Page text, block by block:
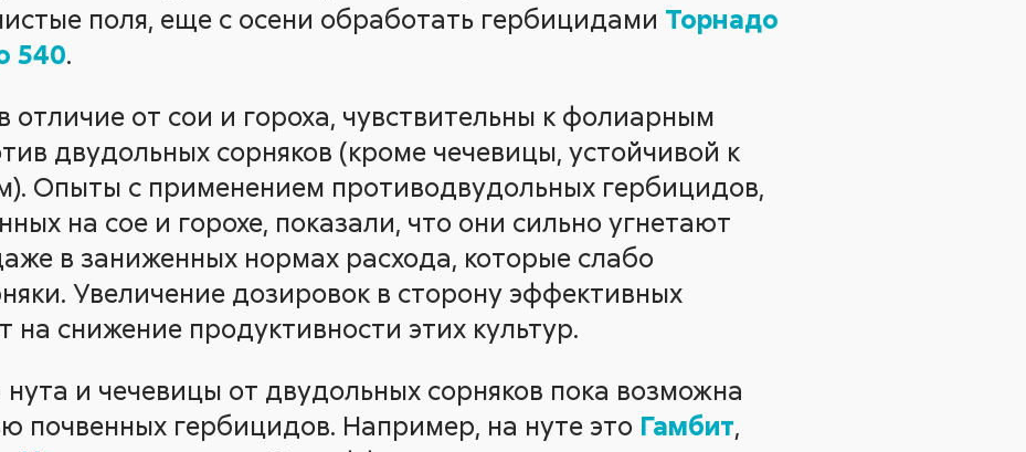
поля, еще с осени обработать гербицидами Торнадо
540.
отличие от сои и гороха, чувствительны к фолиарным
двудольных сорняков (кроме чечевицы, устойчивой к
Опыты с применением противодвудольных гербицидов,
на сое и горохе, показали, что они сильно угнетают
в заниженных нормах расхода, которые слабо
Увеличение дозировок в сторону эффективных
на снижение продуктивности этих культур.
и чечевицы от двудольных сорняков пока возможна
почвенных гербицидов. Например, на нуте это Гамбит